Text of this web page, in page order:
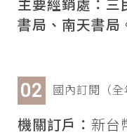
主要經銷處：三
書局、南天書局
國內訂閱（全
機關訂戶： 新台